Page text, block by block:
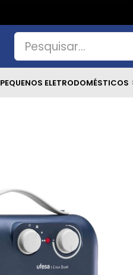
PEQUENOS ELETRODOMÉSTICOS